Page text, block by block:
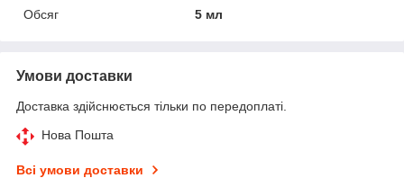
Обсяг
5 мл
Умови доставки
Доставка здійснюється тільки по передоплаті.
Нова Пошта
Всі умови доставки